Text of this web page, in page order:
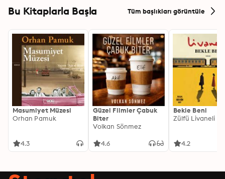
Bu Kitaplarla Başla Tüm başlıkları görüntüle
Masumiyet Müzesi
Orhan Pamuk
4.3
Güzel Filmler Çabuk
Biter
Volkan Sönmez
4.6
Bekle Beni
Zülfü Livaneli
4.2